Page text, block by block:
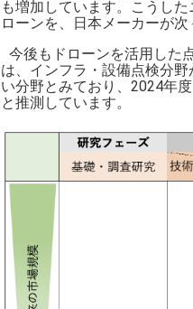
も増加しています。こうし
ローンを、日本メーカーが次
今後もドローンを活用した
は、インフラ・設備点検分
い分野とみており、2024年
と推測しています。